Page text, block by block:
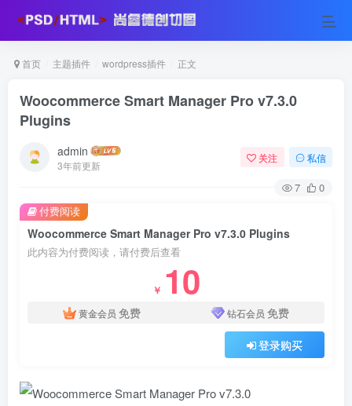
首页 主题插件 wordpress插件 正文
Woocommerce Smart Manager Pro v7.3.0
Plugins
admin
3年前更新
关注 私信
7 0
Woocommerce Smart Manager Pro v7.3.0 Plugins
此内容为付费阅读，请付费后查看
￥ 10
黄金会员 免费 钻石会员 免费
登录购买
付费阅读